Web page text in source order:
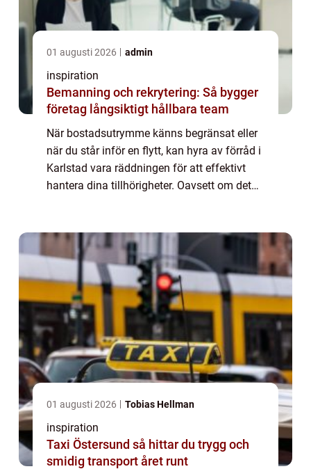
01 augusti 2026 admin
inspiration
Bemanning och rekrytering: Så bygger
företag långsiktigt hållbara team
När bostadsutrymme känns begränsat eller
när du står inför en flytt, kan hyra av förråd i
Karlstad vara räddningen för att effektivt
hantera dina tillhörigheter. Oavsett om det
01 augusti 2026 Tobias Hellman
inspiration
Taxi Östersund så hittar du trygg och
smidig transport året runt